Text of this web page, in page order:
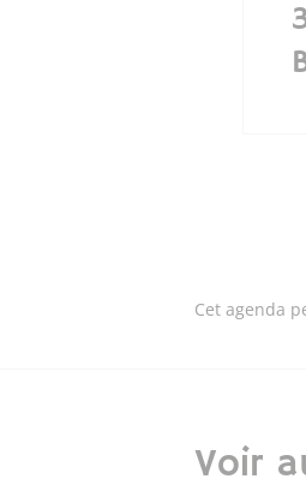
Cet agenda
Voir